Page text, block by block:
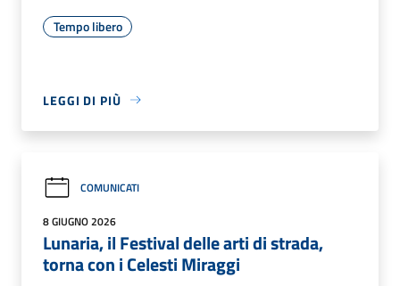
Tempo libero
LEGGI DI PIÙ
COMUNICATI
8 GIUGNO 2026
Lunaria, il Festival delle arti di strada,
torna con i Celesti Miraggi